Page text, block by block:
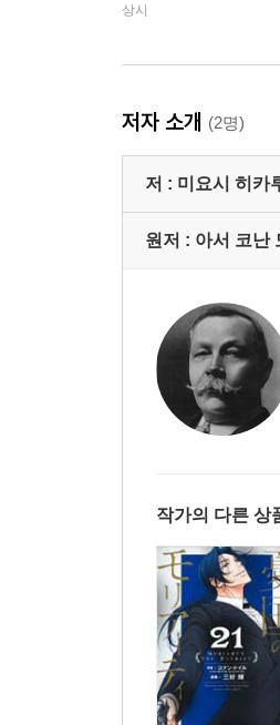
상시
저자 소개 (2명)
저 : 미요시 히카
원저 : 아서 코난
작가의 다른 상